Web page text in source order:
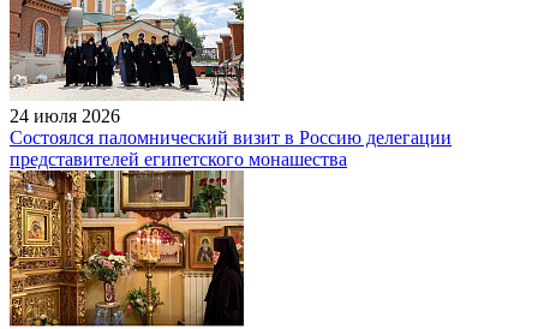
24 июля 2026
Состоялся паломнический визит в Россию делегации
представителей египетского монашества